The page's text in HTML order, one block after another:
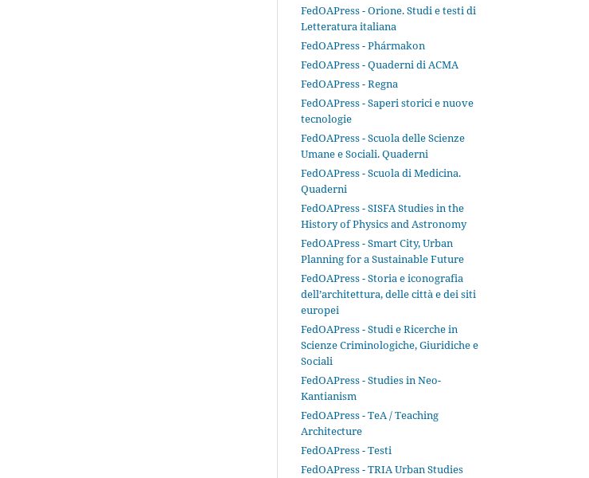
FedOAPress - Orione. Studi e testi di
Letteratura italiana
FedOAPress - Phármakon
FedOAPress - Quaderni di ACMA
FedOAPress - Regna
FedOAPress - Saperi storici e nuove
tecnologie
FedOAPress - Scuola delle Scienze
Umane e Sociali. Quaderni
FedOAPress - Scuola di Medicina.
Quaderni
FedOAPress - SISFA Studies in the
History of Physics and Astronomy
FedOAPress - Smart City, Urban
Planning for a Sustainable Future
FedOAPress - Storia e iconografia
dell’architettura, delle città e dei siti
europei
FedOAPress - Studi e Ricerche in
Scienze Criminologiche, Giuridiche e
Sociali
FedOAPress - Studies in Neo-
Kantianism
FedOAPress - TeA / Teaching
Architecture
FedOAPress - Testi
FedOAPress - TRIA Urban Studies